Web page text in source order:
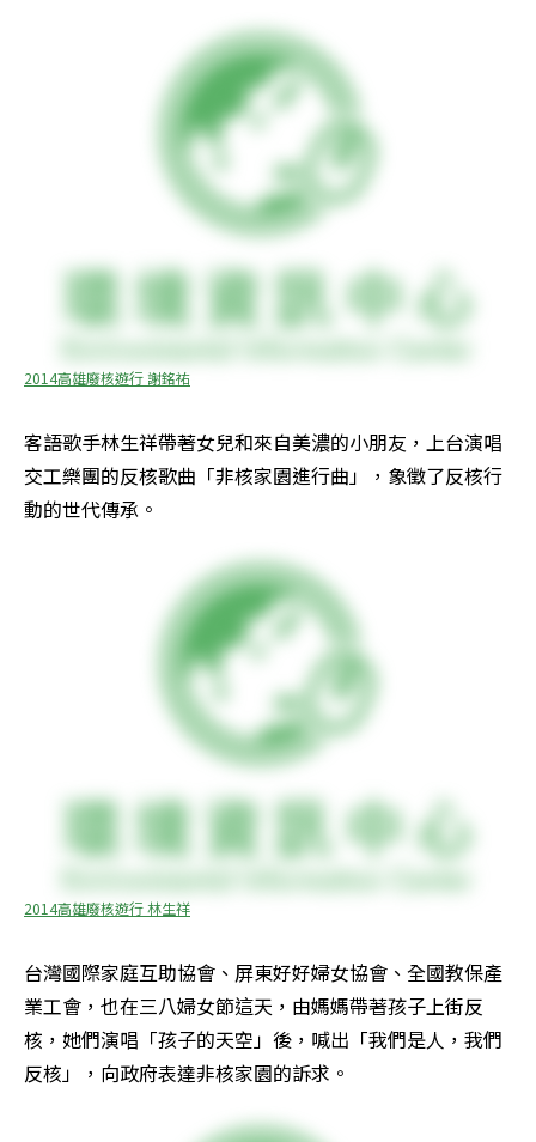
2014高雄廢核遊行 謝銘祐
客語歌手林生祥帶著女兒和來自美濃的小朋友，上台演唱
交工樂團的反核歌曲「非核家園進行曲」，象徵了反核行
動的世代傳承。
2014高雄廢核遊行 林生祥
台灣國際家庭互助協會、屏東好好婦女協會、全國教保產
業工會，也在三八婦女節這天，由媽媽帶著孩子上街反
核，她們演唱「孩子的天空」後，喊出「我們是人，我們
反核」，向政府表達非核家園的訴求。